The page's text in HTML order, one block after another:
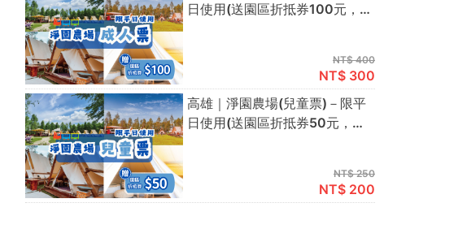
日使用(送園區折抵券100元，
NT$ 400
NT$ 300
高雄｜淨園農場(兒童票)－限平
日使用(送園區折抵券50元，續
NT$ 250
NT$ 200